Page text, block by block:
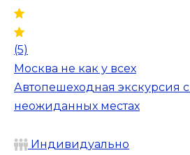
(5)
Москва не как у всех
Автопешеходная экскурсия
неожиданных местах
Индивидуально